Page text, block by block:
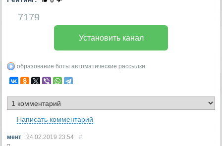
7179
Установить канал
образование боты автоматические рассылки
Написать комментарий
мент 24.02.2019 23:54 #